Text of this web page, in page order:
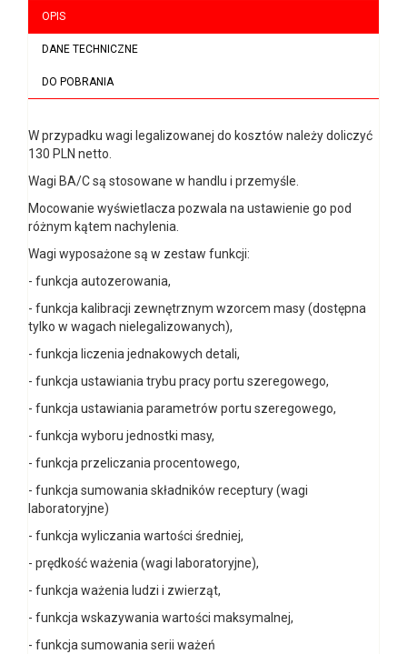
OPIS
DANE TECHNICZNE
DO POBRANIA
W przypadku wagi legalizowanej do kosztów należy doliczyć
130 PLN netto.
Wagi BA/C są stosowane w handlu i przemyśle.
Mocowanie wyświetlacza pozwala na ustawienie go pod
różnym kątem nachylenia.
Wagi wyposażone są w zestaw funkcji:
- funkcja autozerowania,
- funkcja kalibracji zewnętrznym wzorcem masy (dostępna
tylko w wagach nielegalizowanych),
- funkcja liczenia jednakowych detali,
- funkcja ustawiania trybu pracy portu szeregowego,
- funkcja ustawiania parametrów portu szeregowego,
- funkcja wyboru jednostki masy,
- funkcja przeliczania procentowego,
- funkcja sumowania składników receptury (wagi
laboratoryjne)
- funkcja wyliczania wartości średniej,
- prędkość ważenia (wagi laboratoryjne),
- funkcja ważenia ludzi i zwierząt,
- funkcja wskazywania wartości maksymalnej,
- funkcja sumowania serii ważeń